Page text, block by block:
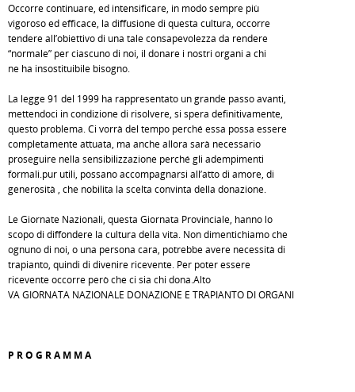
Occorre continuare, ed intensificare, in modo sempre più
vigoroso ed efficace, la diffusione di questa cultura, occorre
tendere all’obiettivo di una tale consapevolezza da rendere
“normale” per ciascuno di noi, il donare i nostri organi a chi
ne ha insostituibile bisogno.
La legge 91 del 1999 ha rappresentato un grande passo avanti,
mettendoci in condizione di risolvere, si spera definitivamente,
questo problema. Ci vorrà del tempo perché essa possa essere
completamente attuata, ma anche allora sarà necessario
proseguire nella sensibilizzazione perché gli adempimenti
formali.pur utili, possano accompagnarsi all’atto di amore, di
generosità , che nobilita la scelta convinta della donazione.
Le Giornate Nazionali, questa Giornata Provinciale, hanno lo
scopo di diffondere la cultura della vita. Non dimentichiamo che
ognuno di noi, o una persona cara, potrebbe avere necessità di
trapianto, quindi di divenire ricevente. Per poter essere
ricevente occorre però che ci sia chi dona.Alto
VA GIORNATA NAZIONALE DONAZIONE E TRAPIANTO DI ORGANI
P R O G R A M M A